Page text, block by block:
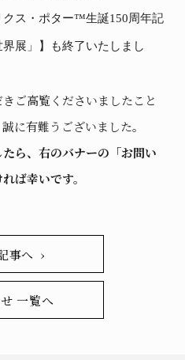
クス・ポター™生誕150周年記
展」】も終了いたしまし
ご高覧くださいましたこと
に有難うございました。
ら、右のバナーの「お問い
ば幸いです。
事へ ›
一覧へ